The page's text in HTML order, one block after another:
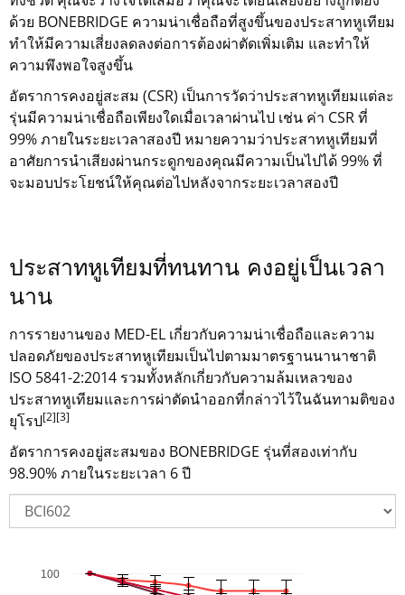
ด้วย BONEBRIDGE ความน่าเชื่อถือที่สูงขึ้นของประสาทหูเทียม
ทำให้มีความเสี่ยงลดลงต่อการต้องผ่าตัดเพิ่มเติม และทำให้
ความพึงพอใจสูงขึ้น
อัตราการคงอยู่สะสม (CSR) เป็นการวัดว่าประสาทหูเทียมแต่ละ
รุ่นมีความน่าเชื่อถือเพียงใดเมื่อเวลาผ่านไป เช่น ค่า CSR ที่
99% ภายในระยะเวลาสองปี หมายความว่าประสาทหูเทียมที่
อาศัยการนำเสียงผ่านกระดูกของคุณมีความเป็นไปได้ 99% ที่
จะมอบประโยชน์ให้คุณต่อไปหลังจากระยะเวลาสองปี
ประสาทหูเทียมที่ทนทาน คงอยู่เป็นเวลา
นาน
การรายงานของ MED-EL เกี่ยวกับความน่าเชื่อถือและความ
ปลอดภัยของประสาทหูเทียมเป็นไปตามมาตรฐานนานาชาติ
ISO 5841-2:2014 รวมทั้งหลักเกี่ยวกับความล้มเหลวของ
ประสาทหูเทียมและการผ่าตัดนำออกที่กล่าวไว้ในฉันทามติของ
ยุโรป[2][3]
อัตราการคงอยู่สะสมของ BONEBRIDGE รุ่นที่สองเท่ากับ
98.90% ภายในระยะเวลา 6 ปี
Chart100